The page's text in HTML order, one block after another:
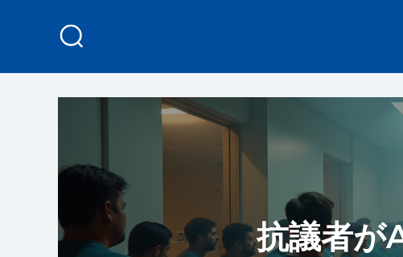
抗議者